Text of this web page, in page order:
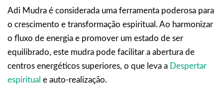
Adi Mudra é considerada uma ferramenta poderosa para
o crescimento e transformação espiritual. Ao harmonizar
o fluxo de energia e promover um estado de ser
equilibrado, este mudra pode facilitar a abertura de
centros energéticos superiores, o que leva a Despertar
espiritual e auto-realização.